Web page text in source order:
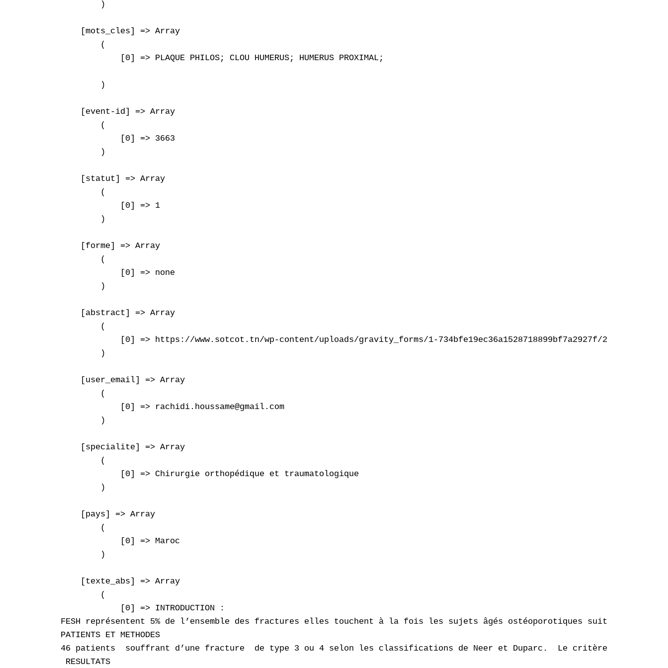
        )
    [mots_cles] => Array
        (
            [0] => PLAQUE PHILOS; CLOU HUMERUS; HUMERUS PROXIMAL;
        )
    [event-id] => Array
        (
            [0] => 3663
        )
    [statut] => Array
        (
            [0] => 1
        )
    [forme] => Array
        (
            [0] => none
        )
    [abstract] => Array
        (
[0] => https://www.sotcot.tn/wp-content/uploads/gravity_forms/1-734bfe19ec36a1528718899bf7a2927f/2024/03/
        )
    [user_email] => Array
        (
            [0] => rachidi.houssame@gmail.com
        )
    [specialite] => Array
        (
            [0] => Chirurgie orthopédique et traumatologique
        )
    [pays] => Array
        (
            [0] => Maroc
        )
    [texte_abs] => Array
        (
            [0] => INTRODUCTION :
FESH représentent 5% de l’ensemble des fractures elles touchent à la fois les sujets âgés ostéoporotiques suite à
PATIENTS ET METHODES
46 patients  souffrant d’une fracture  de type 3 ou 4 selon les classifications de Neer et Duparc.  Le critère de
RESULTATS